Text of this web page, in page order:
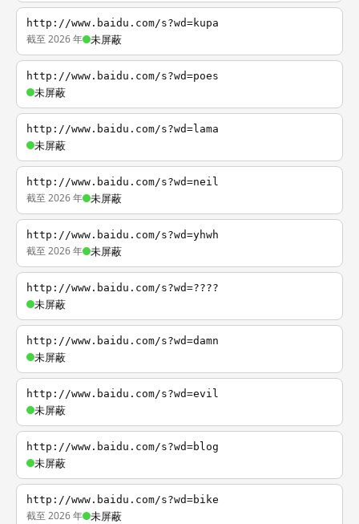
http://www.baidu.com/s?wd=kupa
截至 2026 年 未屏蔽
http://www.baidu.com/s?wd=poes
未屏蔽
http://www.baidu.com/s?wd=lama
未屏蔽
http://www.baidu.com/s?wd=neil
截至 2026 年 未屏蔽
http://www.baidu.com/s?wd=yhwh
截至 2026 年 未屏蔽
http://www.baidu.com/s?wd=????
未屏蔽
http://www.baidu.com/s?wd=damn
未屏蔽
http://www.baidu.com/s?wd=evil
未屏蔽
http://www.baidu.com/s?wd=blog
未屏蔽
http://www.baidu.com/s?wd=bike
截至 2026 年 未屏蔽